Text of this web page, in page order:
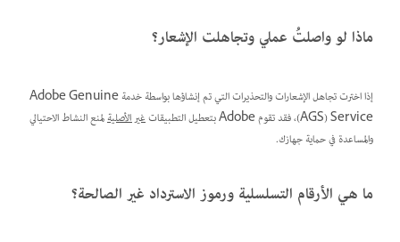
ماذا لو واصلتُ عملي وتجاهلت الإشعار؟
إذا اخترت تجاهل الإشعارات والتحذيرات التي تم إنشاؤها بواسطة خدمة Adobe Genuine
Service ‏(AGS)، فقد تقوم Adobe بتعطيل التطبيقات
غير الأصليةلمنع النشاط الاحتيالي
والمساعدة في حماية جهازك.
ما هي الأرقام التسلسلية ورموز الاسترداد غير الصالحة؟